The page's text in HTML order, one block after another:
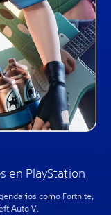
en PlayStation
como Fortnite,
Auto V.